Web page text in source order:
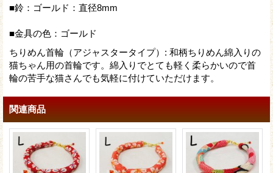
■鈴：ゴールド：直径8mm
■金具の色：ゴールド
ちりめん首輪（アジャスタータイプ） : 和柄ちりめん綿入りの
猫ちゃん用の首輪です。綿入りでとても軽く柔らかいので首
輪の苦手な猫さんでも気軽に付けていただけます。
関連商品